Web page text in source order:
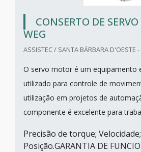
CONSERTO DE
WEG
ASSISTEC / SANTA BÁRBARA D'OESTE -
O servo motor é um equipamento
utilizado para controle de
utilização em projetos de
componente é excelente para
Precisão de torque; Velocidade;
Posição.GARANTIA DE